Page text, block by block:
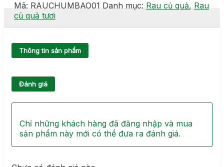
Mã: RAUCHUMBAO01 Danh mục: Rau củ quả, Rau
củ quả tươi
Đánh giá
Chỉ những khách hàng đã đăng nhập và mua
sản phẩm này mới có thể đưa ra đánh giá.
Thông tin sản phẩm